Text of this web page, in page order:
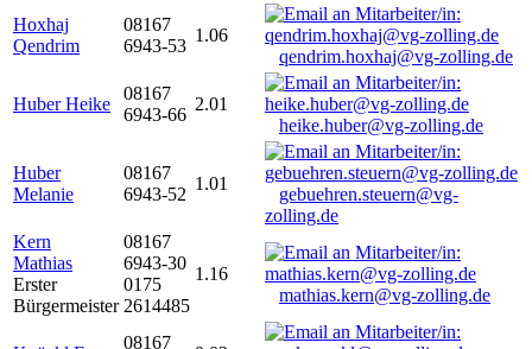
Hoxhaj
Qendrim
08167
6943-53
1.06
qendrim.hoxhaj@vg-zolling.de
Huber Heike
08167
6943-66
2.01
heike.huber@vg-zolling.de
Huber
Melanie
08167
6943-52
1.01
gebuehren.steuern@vg-
zolling.de
Kern
Mathias
Erster
Bürgermeister
08167
6943-30
0175
2614485
1.16
mathias.kern@vg-zolling.de
08167